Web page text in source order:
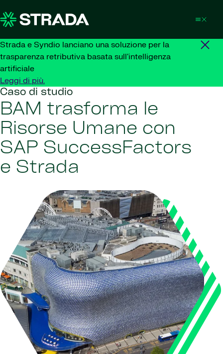
Strada e Syndio lanciano una soluzione per la
trasparenza retributiva basata sull'intelligenza
artificiale
Leggi di più.
Caso di studio
BAM trasforma le
Risorse Umane con
SAP SuccessFactors
e Strada